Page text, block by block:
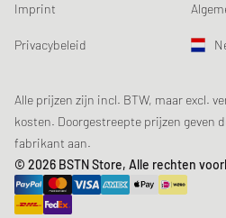
Loyalty Program
Productveiligheid
Aanmelden nieuwsbrief
Gegevenscontrole
Chronicles
Sustainability
Studentenkorting: EDiU
Imprint
Privacybeleid
Alle prijzen zijn incl. BTW, maar excl.
kosten. Doorgestreepte prijzen geven
fabrikant aan.
© 2026 BSTN Store, Alle rechten